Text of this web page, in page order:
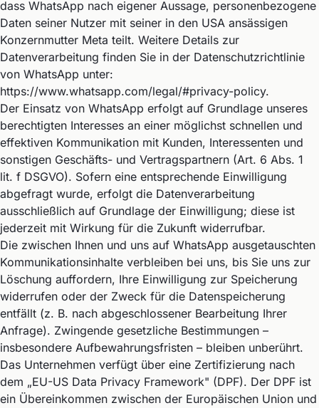
dass WhatsApp nach eigener Aussage, personenbezogene
Daten seiner Nutzer mit seiner in den USA ansässigen
Konzernmutter Meta teilt. Weitere Details zur
Datenverarbeitung finden Sie in der Datenschutzrichtlinie
von WhatsApp unter:
https://www.whatsapp.com/legal/#privacy-policy.
Der Einsatz von WhatsApp erfolgt auf Grundlage unseres
berechtigten Interesses an einer möglichst schnellen und
effektiven Kommunikation mit Kunden, Interessenten und
sonstigen Geschäfts- und Vertragspartnern (Art. 6 Abs. 1
lit. f DSGVO). Sofern eine entsprechende Einwilligung
abgefragt wurde, erfolgt die Datenverarbeitung
ausschließlich auf Grundlage der Einwilligung; diese ist
jederzeit mit Wirkung für die Zukunft widerrufbar.
Die zwischen Ihnen und uns auf WhatsApp ausgetauschten
Kommunikationsinhalte verbleiben bei uns, bis Sie uns zur
Löschung auffordern, Ihre Einwilligung zur Speicherung
widerrufen oder der Zweck für die Datenspeicherung
entfällt (z. B. nach abgeschlossener Bearbeitung Ihrer
Anfrage). Zwingende gesetzliche Bestimmungen –
insbesondere Aufbewahrungsfristen – bleiben unberührt.
Das Unternehmen verfügt über eine Zertifizierung nach
dem „EU-US Data Privacy Framework" (DPF). Der DPF ist
ein Übereinkommen zwischen der Europäischen Union und